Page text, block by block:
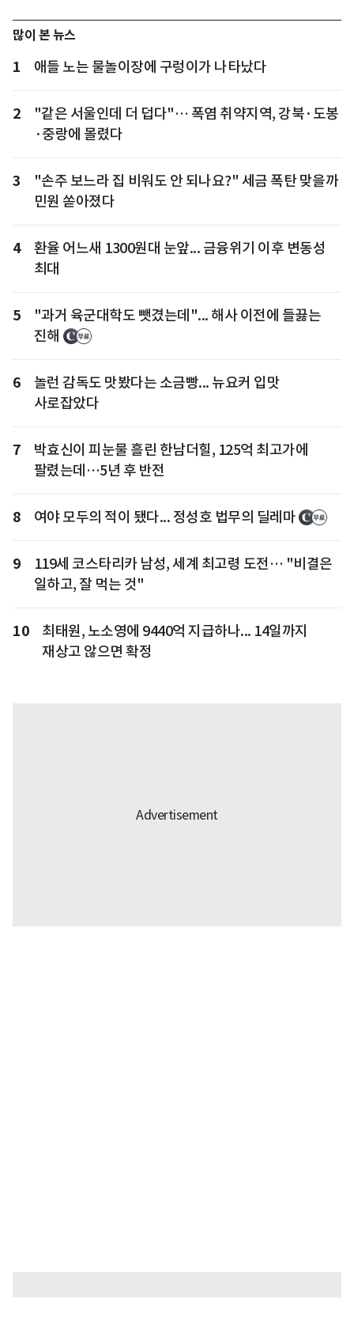
많이 본 뉴스
1 애들 노는 물놀이장에 구렁이가 나타났다
2
"같은 서울인데 더 덥다"… 폭염 취약지역, 강북·도봉
·중랑에 몰렸다
3
"손주 보느라 집 비워도 안 되나요?" 세금 폭탄 맞을까
민원 쏟아졌다
4
환율 어느새 1300원대 눈앞... 금융위기 이후 변동성
최대
5
"과거 육군대학도 뺏겼는데"... 해사 이전에 들끓는
진해
6
놀런 감독도 맛봤다는 소금빵... 뉴요커 입맛
사로잡았다
7
박효신이 피눈물 흘린 한남더힐, 125억 최고가에
팔렸는데…5년 후 반전
8 여야 모두의 적이 됐다... 정성호 법무의 딜레마
9
119세 코스타리카 남성, 세계 최고령 도전… "비결은
일하고, 잘 먹는 것"
10
최태원, 노소영에 9440억 지급하나... 14일까지
재상고 않으면 확정